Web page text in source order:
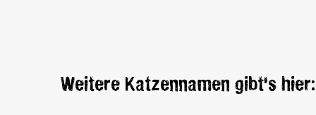
Weitere Katzennamen gibt's hier: